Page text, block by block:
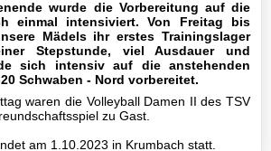
wurde die Vorbereitung auf die
einmal intensiviert. Von Freitag bis
Mädels ihr erstes Trainingslager
Stepstunde, viel Ausdauer und
sich intensiv auf die anstehenden
Schwaben - Nord vorbereitet.
waren die Volleyball Damen II des TSV
zu Gast.
am 1.10.2023 in Krumbach statt.